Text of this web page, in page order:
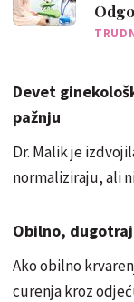
Devet
pažnju
Dr. Malik je
normaliziraju, ali
Obilno,
Ako obilno
curenja kroz